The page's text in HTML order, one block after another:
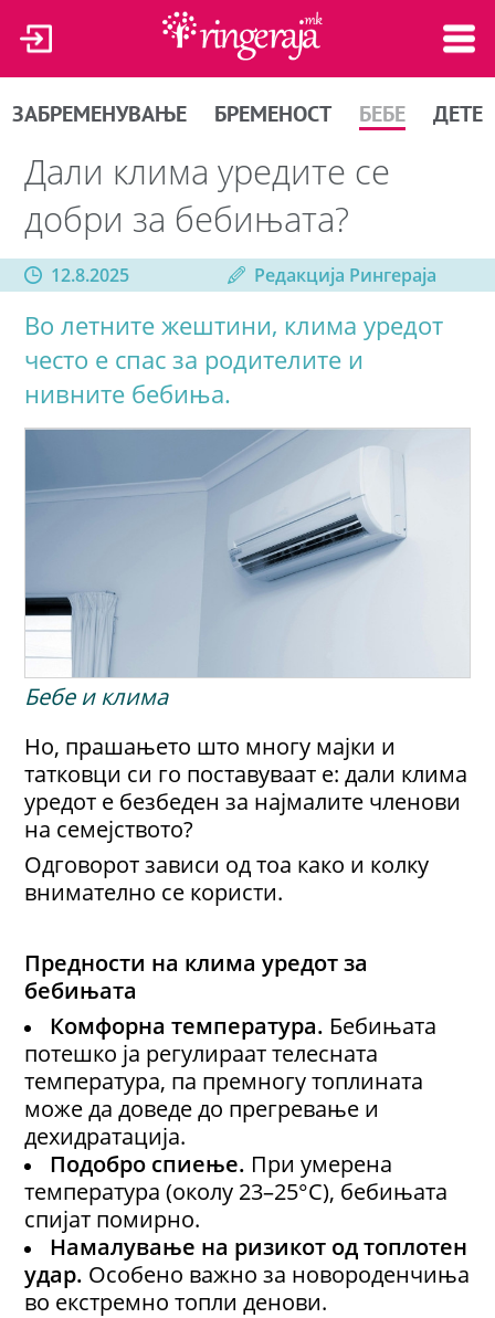
ЗАБРЕМЕНУВАЊЕ БРЕМЕНОСТ БЕБЕ ДЕТЕ
Дали клима уредите се
добри за бебињата?
12.8.2025 Редакција Рингераја
Во летните жештини, клима уредот
често е спас за родителите и
нивните бебиња.
Бебе и клима
Но, прашањето што многу мајки и
татковци си го поставуваат е: дали клима
уредот е безбеден за најмалите членови
на семејството?
Одговорот зависи од тоа како и колку
внимателно се користи.
Предности на клима уредот за
бебињата
Комфорна температура. Бебињата
потешко ја регулираат телесната
температура, па премногу топлината
може да доведе до прегревање и
дехидратација.
Подобро спиење. При умерена
температура (околу 23–25°C), бебињата
спијат помирно.
Намалување на ризикот од топлотен
удар. Особено важно за новороденчиња
во екстремно топли денови.